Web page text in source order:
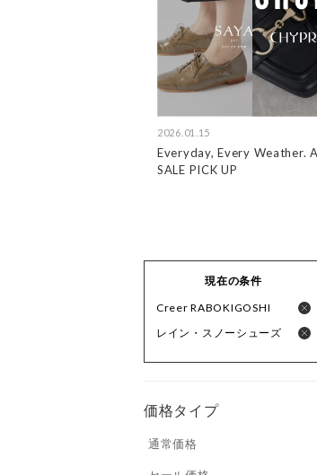
2026.01.15
Everyday, Every Weather.
SALE PICK UP
現在の条件
Creer RABOKIGOSHI
レイン・スノーシューズ
価格タイプ
通常価格